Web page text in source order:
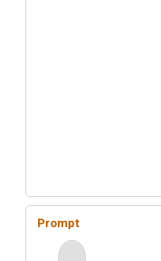
Prompt